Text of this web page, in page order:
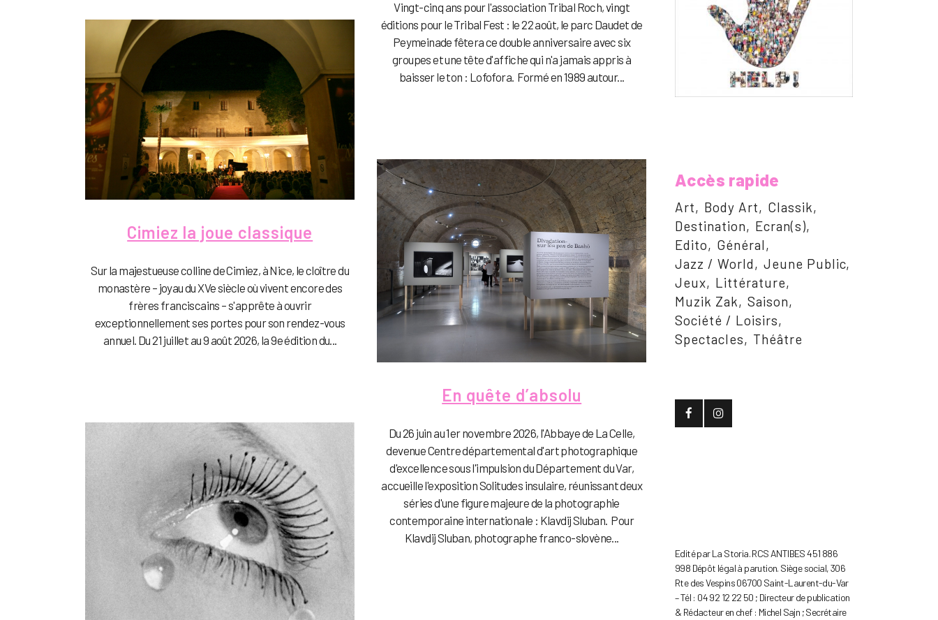
Vingt-cinq ans pour l'association Tribal Roch, vingt
éditions pour le Tribal Fest : le 22 août, le parc Daudet de
Peymeinade fêtera ce double anniversaire avec six
groupes et une tête d'affiche qui n'a jamais appris à
baisser le ton : Lofofora. Formé en 1989 autour...
Cimiez la joue classique
Sur la majestueuse colline de Cimiez, à Nice, le cloître du
monastère – joyau du XVe siècle où vivent encore des
frères franciscains – s'apprête à ouvrir
exceptionnellement ses portes pour son rendez-vous
annuel. Du 21 juillet au 9 août 2026, la 9e édition du...
En quête d’absolu
Du 26 juin au 1er novembre 2026, l'Abbaye de La Celle,
devenue Centre départemental d'art photographique
d'excellence sous l'impulsion du Département du Var,
accueille l'exposition Solitudes insulaire, réunissant deux
séries d'une figure majeure de la photographie
contemporaine internationale : Klavdij Sluban. Pour
Klavdij Sluban, photographe franco-slovène...
Accès rapide
Art Body Art
Classik
Destination
Ecran(s)
Edito
Général
Jazz / World
Jeune Public
Jeux
Littérature
Muzik Zak
Saison
Société / Loisirs
Spectacles
Théâtre
Edité par La Storia. RCS ANTIBES 451 886
998 Dépôt légal à parution. Siège social, 306
Rte des Vespins 06700 Saint-Laurent-du-Var
– Tél : 04 92 12 22 50 ; Directeur de publication
& Rédacteur en chef : Michel Sajn ; Secrétaire